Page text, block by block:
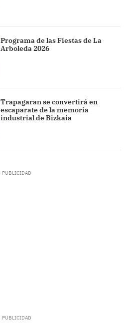
Programa de las Fiestas de La
Arboleda 2026
Trapagaran se convertirá en
escaparate de la memoria
industrial de Bizkaia